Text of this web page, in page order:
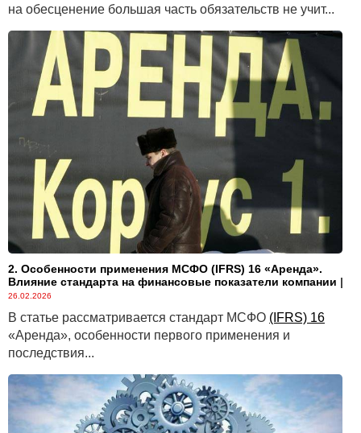
на обесценение большая часть обязательств не учит...
2. Особенности применения МСФО (IFRS) 16 «Аренда».
Влияние стандарта на финансовые показатели компании |
26.02.2026
В статье рассматривается стандарт МСФО (IFRS) 16
«Аренда», особенности первого применения и
последствия...